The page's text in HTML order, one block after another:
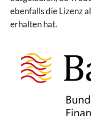
ebenfalls die Lizenz
erhalten hat.